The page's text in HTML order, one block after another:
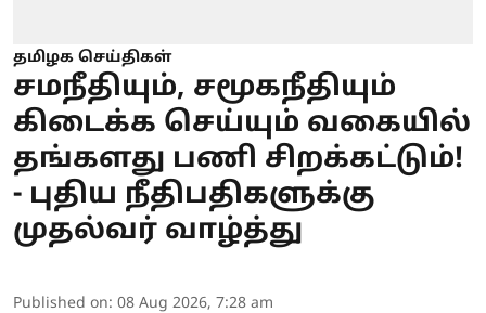
தமிழக செய்திகள்
சமநீதியும், சமூகநீதியும்
கிடைக்க செய்யும் வகையில்
தங்களது பணி சிறக்கட்டும்!
- புதிய நீதிபதிகளுக்கு
முதல்வர் வாழ்த்து
Published on: 08 Aug 2026, 7:28 am